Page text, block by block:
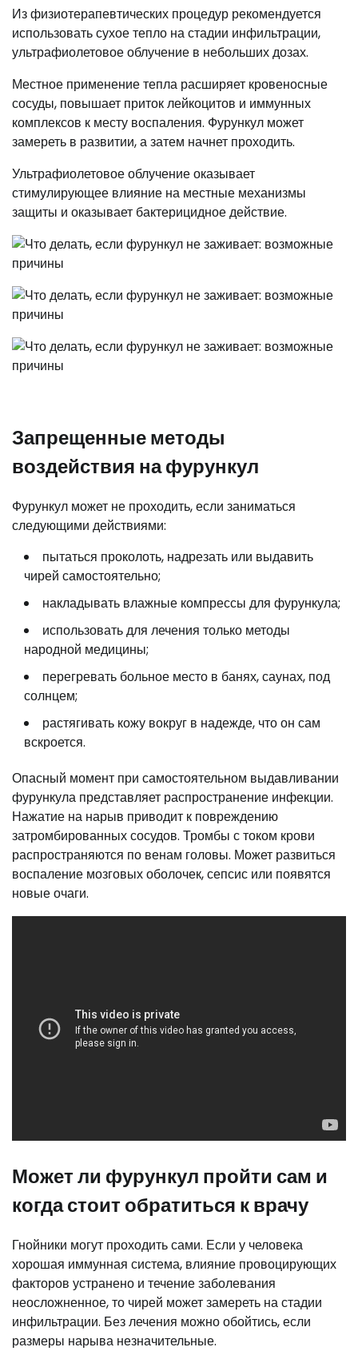
Из физиотерапевтических процедур рекомендуется
использовать сухое тепло на стадии инфильтрации,
ультрафиолетовое облучение в небольших дозах.
Местное применение тепла расширяет кровеносные
сосуды, повышает приток лейкоцитов и иммунных
комплексов к месту воспаления. Фурункул может
замереть в развитии, а затем начнет проходить.
Ультрафиолетовое облучение оказывает
стимулирующее влияние на местные механизмы
защиты и оказывает бактерицидное действие.
Запрещенные методы
воздействия на фурункул
Фурункул может не проходить, если заниматься
следующими действиями:
пытаться проколоть, надрезать или выдавить
чирей самостоятельно;
накладывать влажные компрессы для фурункула;
использовать для лечения только методы
народной медицины;
перегревать больное место в банях, саунах, под
солнцем;
растягивать кожу вокруг в надежде, что он сам
вскроется.
Опасный момент при самостоятельном выдавливании
фурункула представляет распространение инфекции.
Нажатие на нарыв приводит к повреждению
затромбированных сосудов. Тромбы с током крови
распространяются по венам головы. Может развиться
воспаление мозговых оболочек, сепсис или появятся
новые очаги.
Может ли фурункул пройти сам и
когда стоит обратиться к врачу
Гнойники могут проходить сами. Если у человека
хорошая иммунная система, влияние провоцирующих
факторов устранено и течение заболевания
неосложненное, то чирей может замереть на стадии
инфильтрации. Без лечения можно обойтись, если
размеры нарыва незначительные.